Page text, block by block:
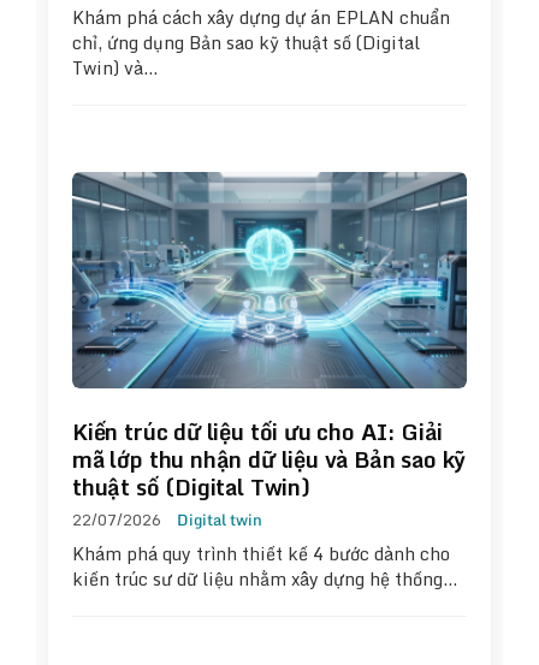
Khám phá cách xây dựng dự án EPLAN chuẩn
chỉ, ứng dụng Bản sao kỹ thuật số (Digital
Twin) và…
Kiến trúc dữ liệu tối ưu cho AI: Giải
mã lớp thu nhận dữ liệu và Bản sao kỹ
thuật số (Digital Twin)
22/07/2026 Digital twin
Khám phá quy trình thiết kế 4 bước dành cho
kiến trúc sư dữ liệu nhằm xây dựng hệ thống…